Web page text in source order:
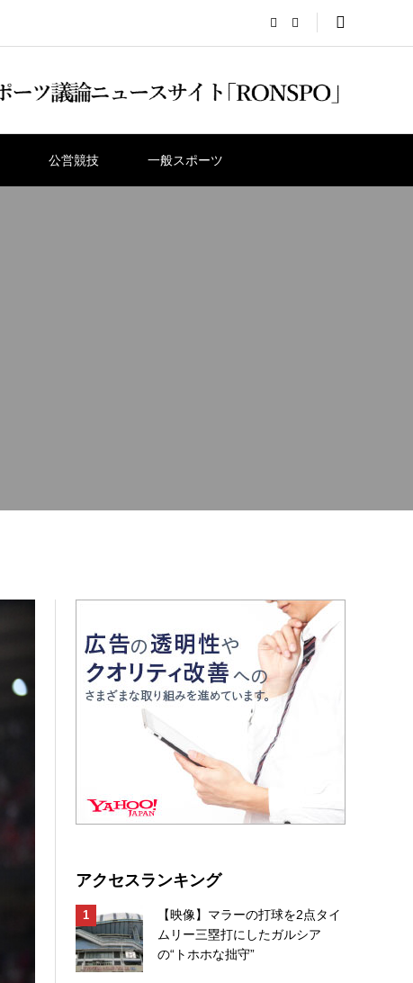
公営競技 一般スポーツ
アクセスランキング
【映像】マラーの打球を2点タイ
ムリー三塁打にしたガルシア
の“トホホな拙守”